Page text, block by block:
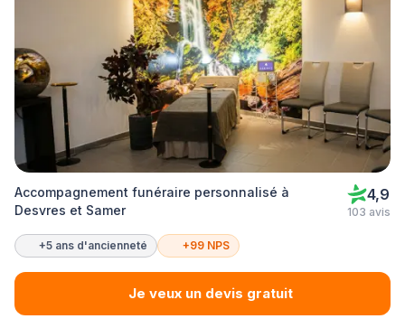
Accompagnement funéraire personnalisé à
Desvres et Samer
4,9
103 avis
+5 ans d'ancienneté +99 NPS
Je veux un devis gratuit